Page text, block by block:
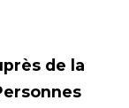
de la